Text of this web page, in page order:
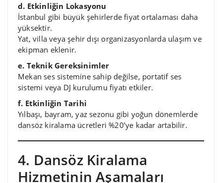
d. Etkinliğin Lokasyonu
İstanbul gibi büyük şehirlerde fiyat ortalaması daha
yüksektir.
Yat, villa veya şehir dışı organizasyonlarda ulaşım ve
ekipman eklenir.
e. Teknik Gereksinimler
Mekan ses sistemine sahip değilse, portatif ses
sistemi veya DJ kurulumu fiyatı etkiler.
f. Etkinliğin Tarihi
Yılbaşı, bayram, yaz sezonu gibi yoğun dönemlerde
dansöz kiralama ücretleri %20’ye kadar artabilir.
4. Dansöz Kiralama
Hizmetinin Aşamaları